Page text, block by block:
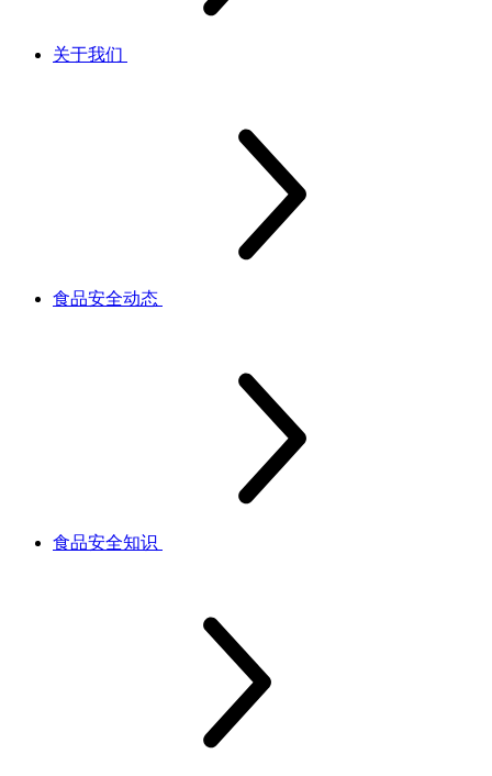
关于我们
食品安全动态
食品安全知识